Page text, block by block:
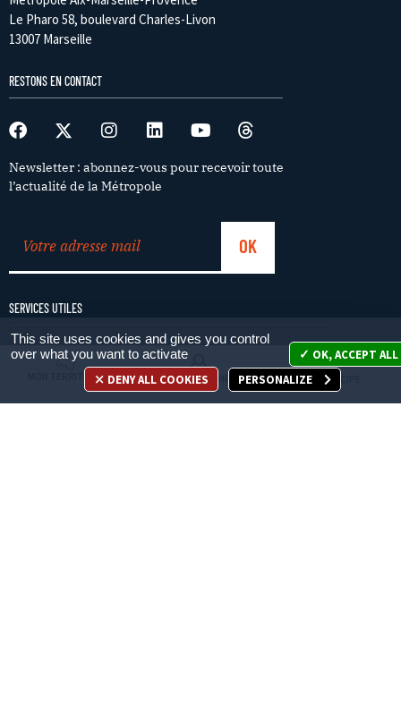
Le Pharo 58, boulevard Charles-Livon
13007 Marseille
RESTONS EN CONTACT
Newsletter : abonnez-vous pour recevoir toute
l’actualité de la Métropole
SERVICES UTILES
Mon territoire
Mes démarches
MON TERRITOIRE MES DÉMARCHES JE PARTICIPE
This site uses cookies and gives you control
over what you want to activate
OK, ACCEPT ALL
DENY ALL COOKIES
PERSONALIZE